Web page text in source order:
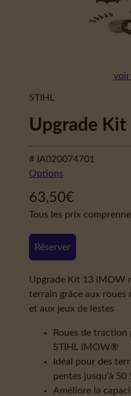
voir
STIHL
Upgrade
# IA020074701
Options
63,50€
Tous les prix
Réserver
Upgrade Kit 13 iMOW
terrain grâce aux roues
et aux jeux de lestes
Roues de
STIHL iMOW®
Idéal pour des
pentes jusqu’à 50
Améliore la